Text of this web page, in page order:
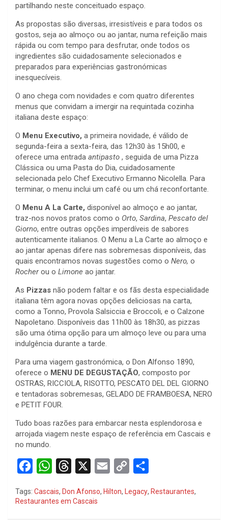
partilhando neste conceituado espaço.
As propostas são diversas, irresistíveis e para todos os
gostos, seja ao almoço ou ao jantar, numa refeição mais
rápida ou com tempo para desfrutar, onde todos os
ingredientes são cuidadosamente selecionados e
preparados para experiências gastronómicas
inesquecíveis.
O ano chega com novidades e com quatro diferentes
menus que convidam a imergir na requintada cozinha
italiana deste espaço:
O Menu Executivo, a primeira novidade, é válido de
segunda-feira a sexta-feira, das 12h30 às 15h00, e
oferece uma entrada antipasto , seguida de uma Pizza
Clássica ou uma Pasta do Dia, cuidadosamente
selecionada pelo Chef Executivo Ermanno Nicolella. Para
terminar, o menu inclui um café ou um chá reconfortante.
O Menu A La Carte, disponível ao almoço e ao jantar,
traz-nos novos pratos como o Orto, Sardina, Pescato del
Giorno, entre outras opções imperdíveis de sabores
autenticamente italianos. O Menu a La Carte ao almoço e
ao jantar apenas difere nas sobremesas disponíveis, das
quais encontramos novas sugestões como o Nero, o
Rocherou o Limone ao jantar.
As Pizzas não podem faltar e os fãs desta especialidade
italiana têm agora novas opções deliciosas na carta,
como a Tonno, Provola Salsiccia e Broccoli, e o Calzone
Napoletano. Disponíveis das 11h00 às 18h30, as pizzas
são uma ótima opção para um almoço leve ou para uma
indulgência durante a tarde.
Para uma viagem gastronómica, o Don Alfonso 1890,
oferece o MENU DE DEGUSTAÇÃO, composto por
OSTRAS, RICCIOLA, RISOTTO, PESCATO DEL DEL GIORNO
e tentadoras sobremesas, GELADO DE FRAMBOESA, NERO
e PETIT FOUR.
Tudo boas razões para embarcar nesta esplendorosa e
arrojada viagem neste espaço de referência em Cascais e
no mundo.
c
W
a
r
a
p
a
Tags: Cascais, Don Afonso, Hilton, Legacy, Restaurantes,
Restaurantes em Cascais